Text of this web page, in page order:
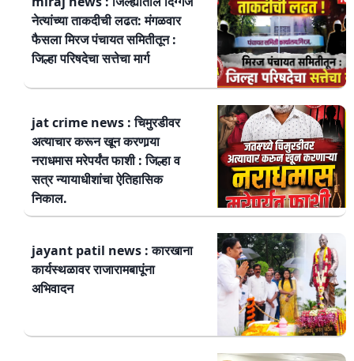
नेत्यांच्या ताकदीची लढत: मंगळवार
फैसला मिरज पंचायत समितीतून :
जिल्हा परिषदेचा सत्तेचा मार्ग
jat crime news : चिमुरडीवर
अत्याचार करून खून करणार्‍या
नराधमास मरेपर्यंत फाशी : जिल्हा व
सत्र न्यायाधीशांचा ऐतिहासिक
निकाल.
jayant patil news : कारखाना
कार्यस्थळावर राजारामबापूंना
अभिवादन